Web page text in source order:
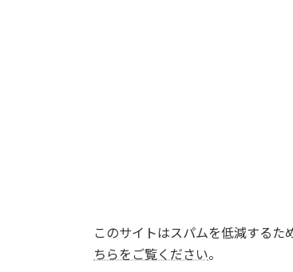
このサイトはスパムを低減するた
ちらをご覧ください。